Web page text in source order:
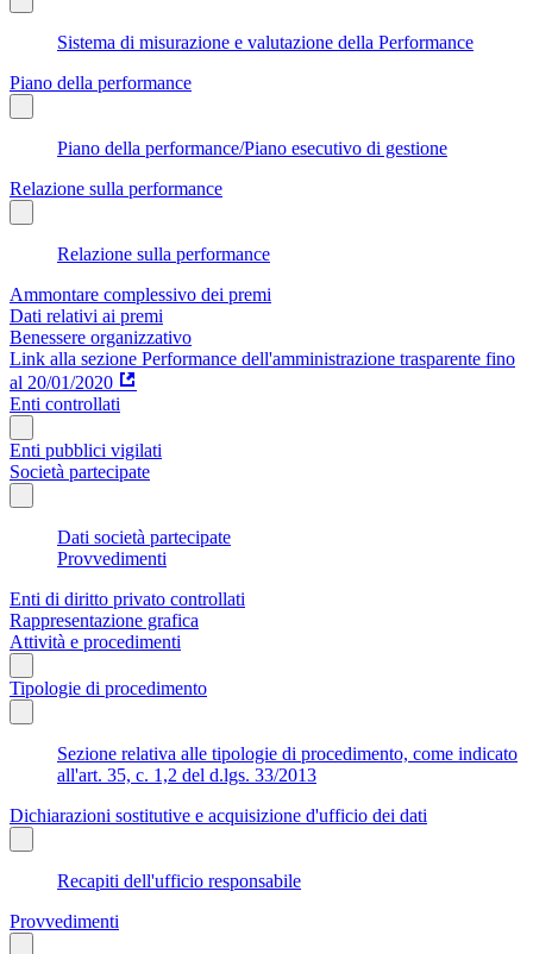
Sistema di misurazione e valutazione della Performance
Piano della performance
Piano della performance/Piano esecutivo di gestione
Relazione sulla performance
Relazione sulla performance
Ammontare complessivo dei premi
Dati relativi ai premi
Benessere organizzativo
Link alla sezione Performance dell'amministrazione trasparente fino
al 20/01/2020
Enti controllati
Enti pubblici vigilati
Società partecipate
Dati società partecipate
Provvedimenti
Enti di diritto privato controllati
Rappresentazione grafica
Attività e procedimenti
Tipologie di procedimento
Sezione relativa alle tipologie di procedimento, come indicato
all'art. 35, c. 1,2 del d.lgs. 33/2013
Dichiarazioni sostitutive e acquisizione d'ufficio dei dati
Recapiti dell'ufficio responsabile
Provvedimenti